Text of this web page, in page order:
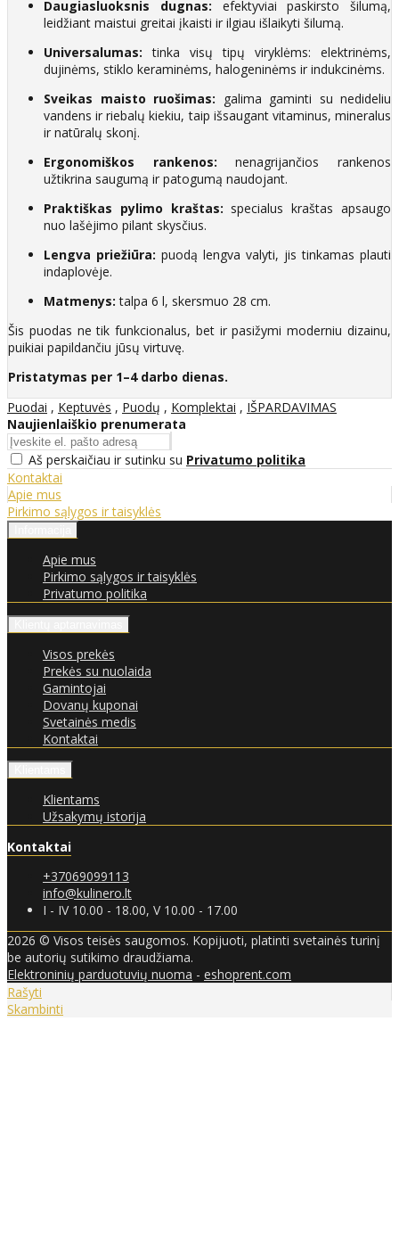
Daugiasluoksnis dugnas: efektyviai paskirsto šilumą,
leidžiant maistui greitai įkaisti ir ilgiau išlaikyti šilumą.
Universalumas: tinka visų tipų viryklėms: elektrinėms,
dujinėms, stiklo keraminėms, halogeninėms ir indukcinėms.
Sveikas maisto ruošimas: galima gaminti su nedideliu
vandens ir riebalų kiekiu, taip išsaugant vitaminus, mineralus
ir natūralų skonį.
Ergonomiškos rankenos: nenagrijančios rankenos
užtikrina saugumą ir patogumą naudojant.
Praktiškas pylimo kraštas: specialus kraštas apsaugo
nuo lašėjimo pilant skysčius.
Lengva priežiūra: puodą lengva valyti, jis tinkamas plauti
indaplovėje.
Matmenys: talpa 6 l, skersmuo 28 cm.
Šis puodas ne tik funkcionalus, bet ir pasižymi moderniu dizainu,
puikiai papildančiu jūsų virtuvę.
Pristatymas per 1–4 darbo dienas.
Puodai , Keptuvės , Puodų , Komplektai , IŠPARDAVIMAS
Naujienlaiškio prenumerata
Aš perskaičiau ir sutinku su Privatumo politika
Kontaktai
Apie mus
Pirkimo sąlygos ir taisyklės
Apie mus
Pirkimo sąlygos ir taisyklės
Privatumo politika
Visos prekės
Prekės su nuolaida
Gamintojai
Dovanų kuponai
Svetainės medis
Kontaktai
Klientams
Užsakymų istorija
Kontaktai
+37069099113
info@kulinero.lt
I - IV 10.00 - 18.00, V 10.00 - 17.00
2026 © Visos teisės saugomos. Kopijuoti, platinti svetainės turinį
be autorių sutikimo draudžiama.
Elektroninių parduotuvių nuoma - eshoprent.com
Rašyti
Skambinti